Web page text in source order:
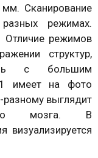
Сканирование
режимах.
режимов
структур,
с большим
имеет на фото
выглядит
мозга. В
визуализируется